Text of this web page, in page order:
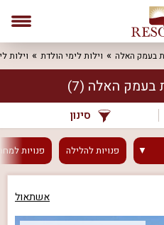
בעמק האלה וילות לימי הולדת וילות
בעמק האלה (7)
סינון
פנויותלהלילה פנויות
אשתאול